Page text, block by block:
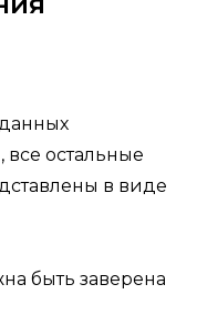
остальные
в виде
быть заверена